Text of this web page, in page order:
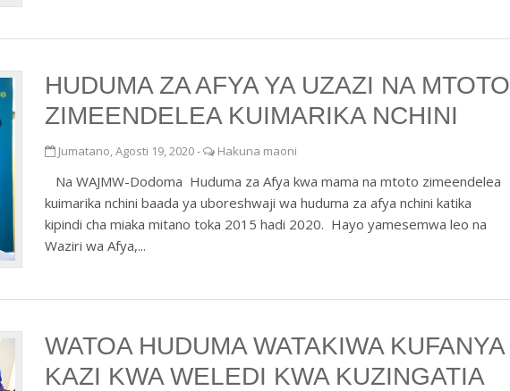
HUDUMA ZA AFYA YA UZAZI NA MTOTO
ZIMEENDELEA KUIMARIKA NCHINI
Jumatano, Agosti 19, 2020- Hakuna maoni
Na WAJMW-Dodoma Huduma za Afya kwa mama na mtoto zimeendelea
kuimarika nchini baada ya uboreshwaji wa huduma za afya nchini katika
kipindi cha miaka mitano toka 2015 hadi 2020. Hayo yamesemwa leo na
Waziri wa Afya,...
WATOA HUDUMA WATAKIWA KUFANYA
KAZI KWA WELEDI KWA KUZINGATIA